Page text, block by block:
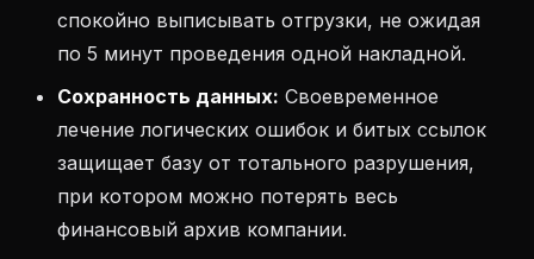
спокойно выписывать отгрузки, не ожидая
по 5 минут проведения одной накладной.
Сохранность данных: Своевременное
лечение логических ошибок и битых ссылок
защищает базу от тотального разрушения,
при котором можно потерять весь
финансовый архив компании.